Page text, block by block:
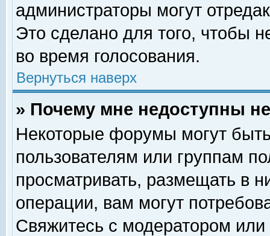
администраторы могут
Это сделано для того, чтобы
во время голосования.
Вернуться наверх
» Почему мне недоступны
Некоторые форумы могут
пользователям или группам
просматривать, размещать в
операции, вам могут
Свяжитесь с модератором